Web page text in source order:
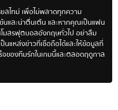
ไทม์ เพื่อไม่พลาดทุกความ
นและน่าตื่นเต้น และหากคุณเป็นแฟน
โมสรฟุตบอลอังกฤษทั่วไป อย่าลืม
นแหล่งข่าวที่เชื่อถือได้และให้ข้อมูลที่
ของทีมรักในเกมนี้และตลอดฤดูกาล